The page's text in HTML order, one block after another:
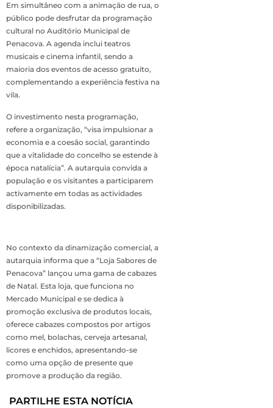
Em simultâneo com a animação de rua, o
público pode desfrutar da programação
cultural no Auditório Municipal de
Penacova. A agenda inclui teatros
musicais e cinema infantil, sendo a
maioria dos eventos de acesso gratuito,
complementando a experiência festiva na
vila.
O investimento nesta programação,
refere a organização, “visa impulsionar a
economia e a coesão social, garantindo
que a vitalidade do concelho se estende à
época natalícia”. A autarquia convida a
população e os visitantes a participarem
activamente em todas as actividades
disponibilizadas.
No contexto da dinamização comercial, a
autarquia informa que a “Loja Sabores de
Penacova” lançou uma gama de cabazes
de Natal. Esta loja, que funciona no
Mercado Municipal e se dedica à
promoção exclusiva de produtos locais,
oferece cabazes compostos por artigos
como mel, bolachas, cerveja artesanal,
licores e enchidos, apresentando-se
como uma opção de presente que
promove a produção da região.
PARTILHE ESTA NOTÍCIA